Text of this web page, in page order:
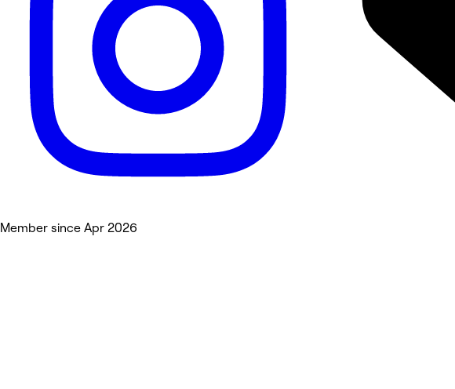
Member since Apr 2026